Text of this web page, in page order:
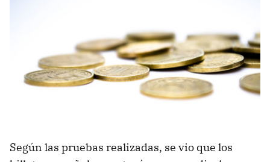
Según las pruebas realizadas, se vio que los